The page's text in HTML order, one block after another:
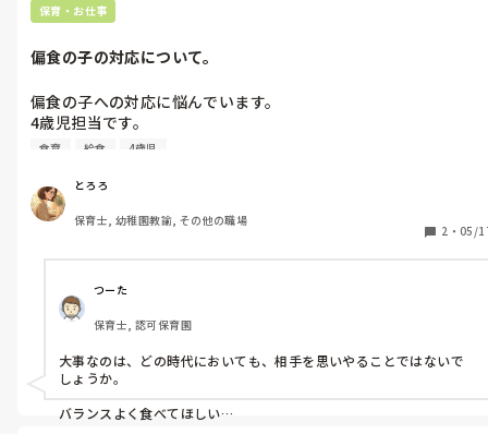
保育・お仕事
偏食の子の対応について。
偏食の子への対応に悩んでいます。
4歳児担当です。
なるべく色んなものを食べて栄養をバランスよく摂ってほしいと
昨今、給食を無理強いしない風潮だと思います。
やはり、苦手なものを一口でも味見はしてほしいと願うのは、時
代錯誤なのでしょうか。
食べず嫌いの子も多いと思い、つい、一口だけと勧めたくなって
しまいます。
みなさまはどのようにされていますか？
食育 給食 4歳児
とろろ
保育士, 幼稚園教諭, その他の職場
2 ・ 05/
つーた
保育士, 認可保育園
大事なのは、どの時代においても、相手を思いやることではないで
しょうか。
バランスよく食べてほしい